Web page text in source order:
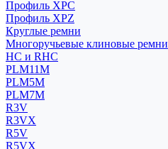
Профиль XPC
Профиль XPZ
Круглые ремни
Многоручьевые клиновые ремни
HC и RHC
PLM11M
PLM5M
PLM7M
R3V
R3VX
R5V
R5VX